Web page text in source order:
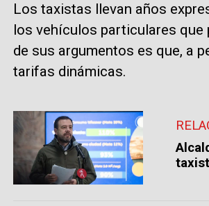
Los taxistas llevan años
los vehículos particulares
de sus argumentos es que, a
tarifas dinámicas.